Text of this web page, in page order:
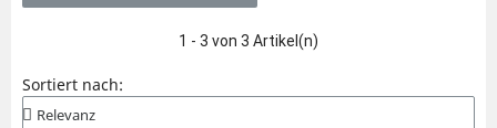
1 - 3 von 3 Artikel(n)
Sortiert nach: